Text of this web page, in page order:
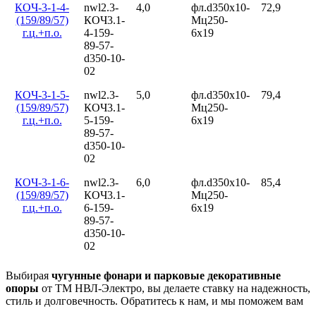
КОЧ-3-1-4-
(159/89/57)
г.ц.+п.о.
nwl2.3-
КОЧ3.1-
4-159-
89-57-
d350-10-
02
4,0
фл.d350х10-
Мц250-
6х19
72,9
КОЧ-3-1-5-
(159/89/57)
г.ц.+п.о.
nwl2.3-
КОЧ3.1-
5-159-
89-57-
d350-10-
02
5,0
фл.d350х10-
Мц250-
6х19
79,4
КОЧ-3-1-6-
(159/89/57)
г.ц.+п.о.
nwl2.3-
КОЧ3.1-
6-159-
89-57-
d350-10-
02
6,0
фл.d350х10-
Мц250-
6х19
85,4
Выбирая чугунные фонари и парковые декоративные
опоры от ТМ НВЛ-Электро, вы делаете ставку на надежность,
стиль и долговечность. Обратитесь к нам, и мы поможем вам